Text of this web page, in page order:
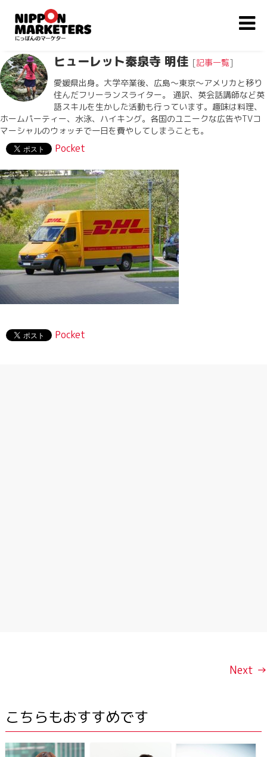
ヒューレット秦泉寺 明佳 [記事一覧]
愛媛県出身。大学卒業後、広島〜東京〜アメリカと移り
住んだフリーランスライター。 通訳、英会話講師など英
語スキルを生かした活動も行っています。趣味は料理、
ホームパーティー、水泳、ハイキング。各国のユニークな広告やTVコ
マーシャルのウォッチで一日を費やしてしまうことも。
Pocket
Pocket
Next →
こちらもおすすめです